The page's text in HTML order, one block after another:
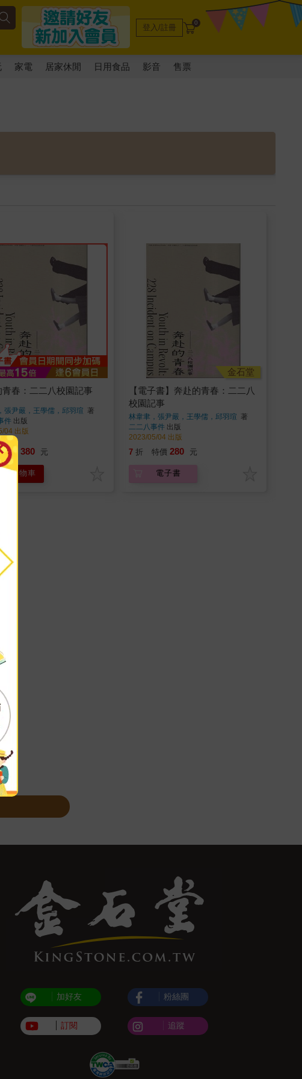
登入/註冊 0
家電 居家休閒 日用食品 影音 售票
青春：二二八校園記事
張尹嚴，王學儒，邱羽瑄 著
件出版
04 出版
特價 380 元
入購物車
金石堂
【電子書】奔赴的青春：二二八
校園記事
林韋聿，張尹嚴，王學儒，邱羽瑄 著
二二八事件出版
2023/05/04 出版
7 折 特價 280 元
電子書
加好友
訂閱
粉絲團
追蹤